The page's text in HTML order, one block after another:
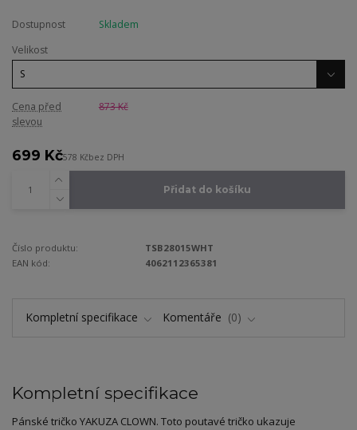
Dostupnost
Skladem
Velikost
Cena před
slevou
873 Kč
699 Kč578 Kčbez DPH
Přidat do košíku
Číslo produktu:
TSB28015WHT
EAN kód:
4062112365381
Kompletní specifikace Komentáře 0
Kompletní specifikace
Pánské tričko YAKUZA CLOWN. Toto poutavé tričko ukazuje